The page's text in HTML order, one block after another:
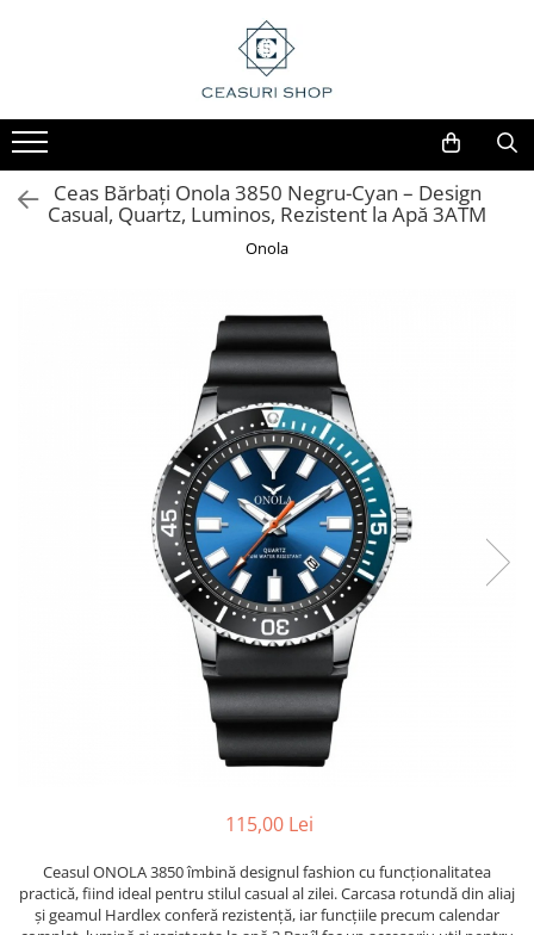
Ceas Bărbați Onola 3850 Negru-Cyan – Design
Casual, Quartz, Luminos, Rezistent la Apă 3ATM
Onola
115,00 Lei
Ceasul ONOLA 3850 îmbină designul fashion cu funcționalitatea
practică, fiind ideal pentru stilul casual al zilei. Carcasa rotundă din aliaj
și geamul Hardlex conferă rezistență, iar funcțiile precum calendar